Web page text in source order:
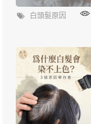
白頭髮原因